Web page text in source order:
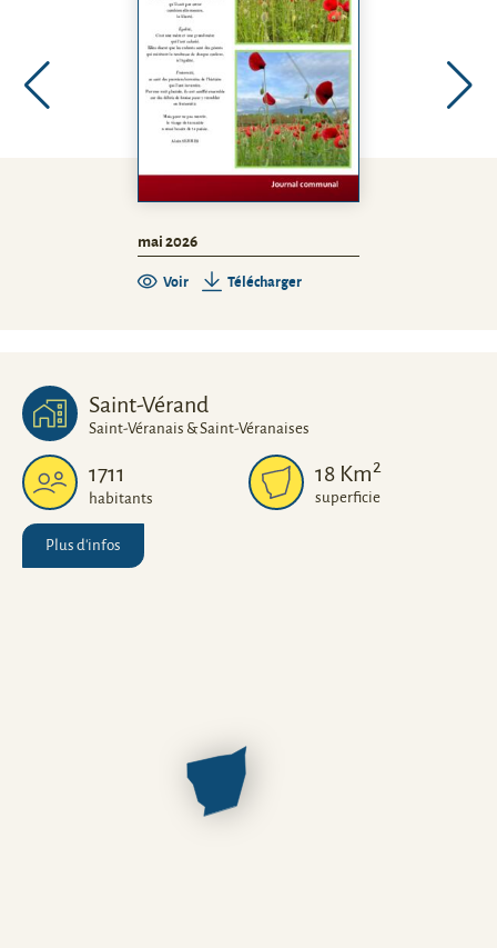
mai 2026
Voir Télécharger
Saint-Vérand
Saint-Véranais & Saint-Véranaises
1711
habitants
18 Km2
superficie
Plus d'infos